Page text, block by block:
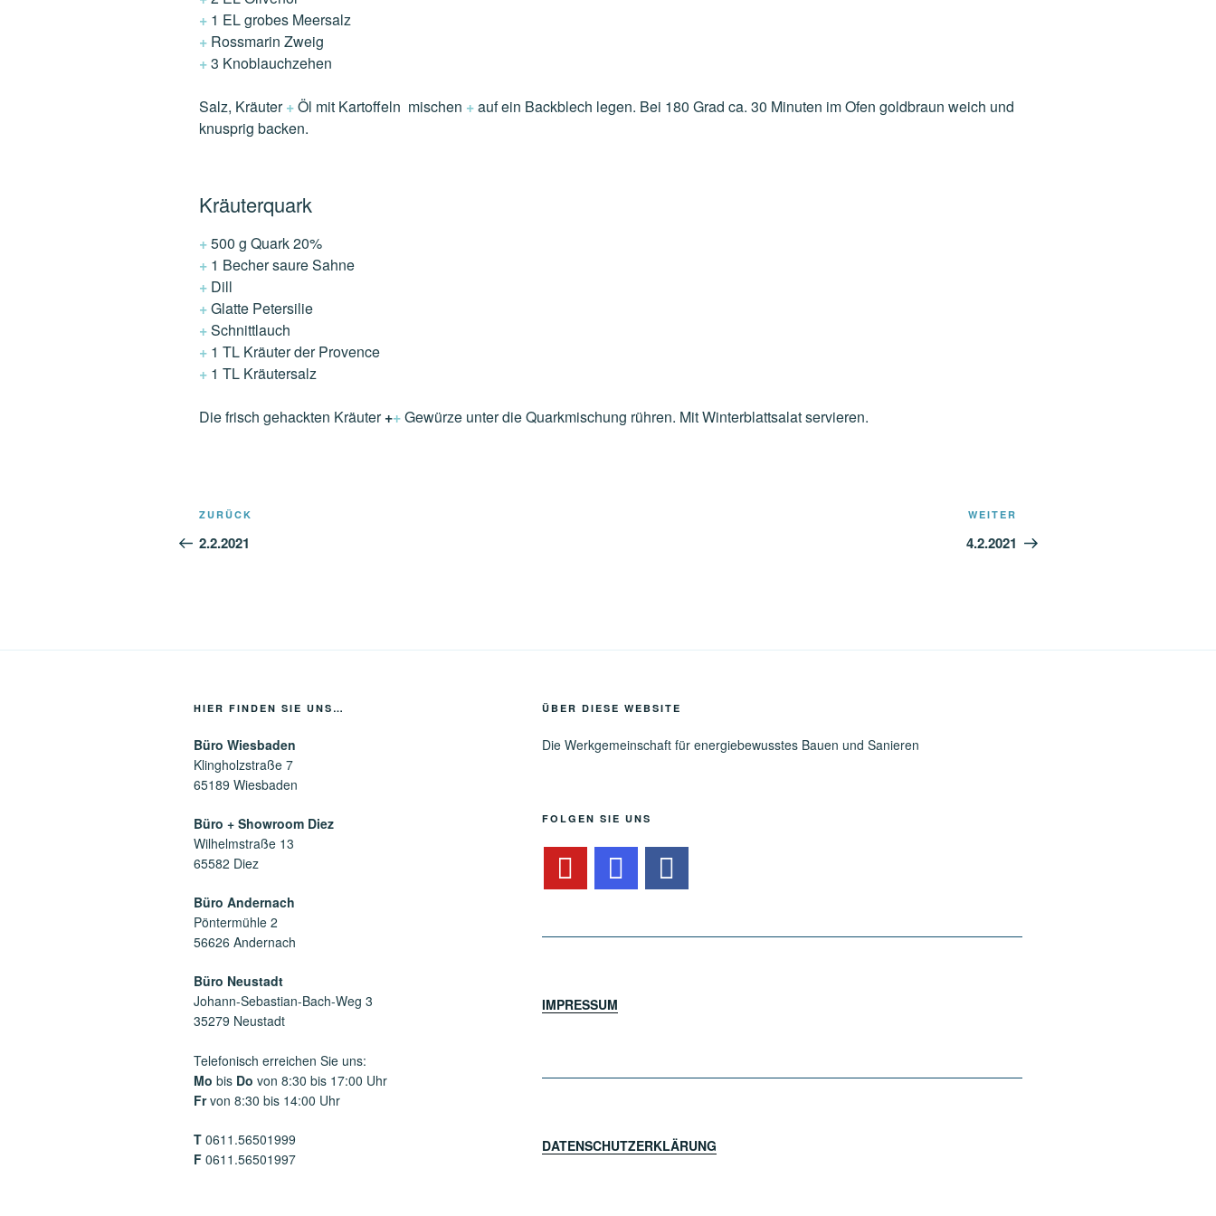
+ 1 EL grobes Meersalz
+ Rossmarin Zweig
+3 Knoblauchzehen
Salz, Kräuter+Öl mit Kartoffeln mischen +auf ein Backblech legen. Bei 180 Grad ca. 30 Minuten im Ofen goldbraun weich und
knusprig backen.
Kräuterquark
+500 g Quark 20%
+ 1 Becher saure Sahne
+ Dill
+Glatte Petersilie
+Schnittlauch
+ 1 TL Kräuter der Provence
+ 1 TL Kräutersalz
Die frisch gehackten Kräuter++Gewürze unter die Quarkmischung rühren. Mit Winterblattsalat servieren.
Beitragsnavigation
Vorheriger
Beitrag
ZURÜCK
2.2.2021
Beitrag
WEITER
4.2.2021
HIER FINDEN SIE UNS…
Büro Wiesbaden
Klingholzstraße 7
65189 Wiesbaden
Büro + Showroom Diez
Wilhelmstraße 13
65582 Diez
Büro Andernach
Pöntermühle 2
56626 Andernach
Büro Neustadt
Johann-Sebastian-Bach-Weg 3
35279 Neustadt
Telefonisch erreichen Sie uns:
Mo bis Do von 8:30 bis 17:00 Uhr
Frvon 8:30 bis 14:00 Uhr
T 0611.56501999
F 0611.56501997
ÜBER DIESE WEBSITE
Die Werkgemeinschaft für energiebewusstes Bauen und Sanieren
FOLGEN SIE UNS
IMPRESSUM
DATENSCHUTZERKLÄRUNG